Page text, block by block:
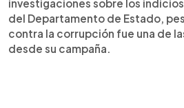
investigaciones sobre los
del Departamento de Estado,
contra la corrupción fue una de
desde su campaña.